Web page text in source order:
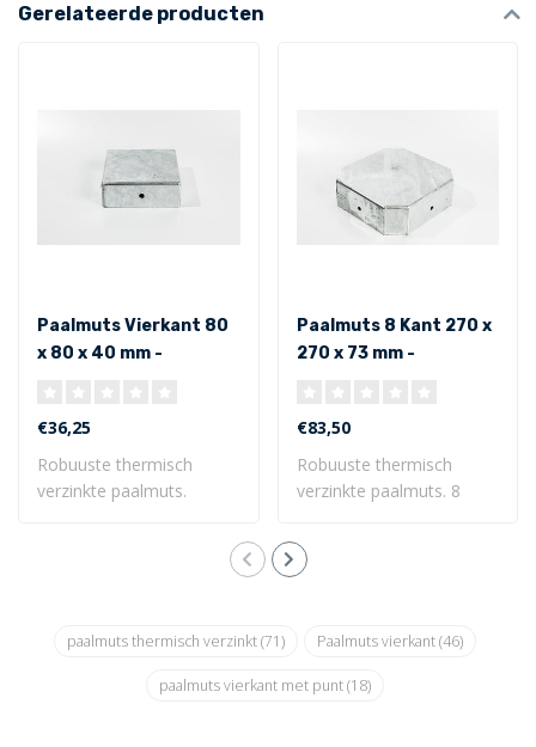
Gerelateerde producten
Paalmuts Vierkant 80
x 80 x 40 mm -
€36,25
Robuuste thermisch
verzinkte paalmuts.
Paalmuts 8 Kant 270 x
270 x 73 mm -
€83,50
Robuuste thermisch
verzinkte paalmuts. 8
paalmuts thermisch verzinkt(71) Paalmuts vierkant(46)
paalmuts vierkant met punt(18)